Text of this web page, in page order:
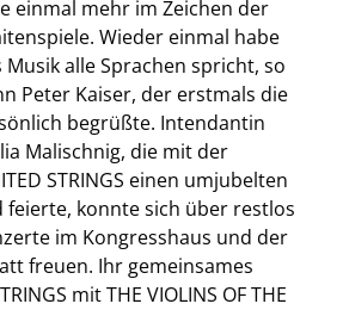
einmal mehr im Zeichen der
Wieder einmal habe
Musik alle Sprachen spricht, so
Peter Kaiser, der erstmals die
begrüßte. Intendantin
Malischnig, die mit der
STRINGS einen umjubelten
feierte, konnte sich über restlos
im Kongresshaus und der
freuen. Ihr gemeinsames
mit THE VIOLINS OF THE